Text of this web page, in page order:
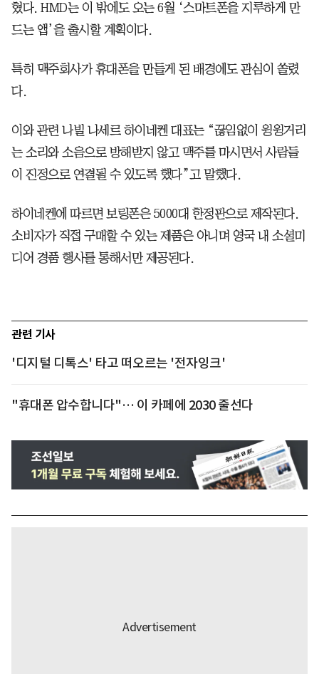
혔다. HMD는 이 밖에도 오는 6월 ‘스마트폰을 지루하게 만
드는 앱’을 출시할 계획이다.
특히 맥주회사가 휴대폰을 만들게 된 배경에도 관심이 쏠렸
다.
이와 관련 나빌 나세르 하이네켄 대표는 “끊임없이 윙윙거리
는 소리와 소음으로 방해받지 않고 맥주를 마시면서 사람들
이 진정으로 연결될 수 있도록 했다”고 말했다.
하이네켄에 따르면 보링폰은 5000대 한정판으로 제작된다.
소비자가 직접 구매할 수 있는 제품은 아니며 영국 내 소셜미
디어 경품 행사를 통해서만 제공된다.
관련 기사
'디지털 디톡스' 타고 떠오르는 '전자잉크'
"휴대폰 압수합니다"… 이 카페에 2030 줄선다